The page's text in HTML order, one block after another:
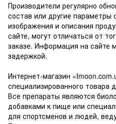
Производители регулярно
состав или другие параметры
изображения и описания
сайте, могут отличаться от
заказе. Информация на сайте
задержкой.
Интернет-магазин
специализированного товара
Все препараты являются
добавками к пище или
для спортсменов и людей,